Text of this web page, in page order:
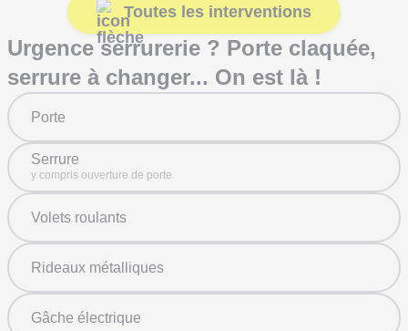
Toutes les interventions
Urgence serrurerie ? Porte claquée,
serrure à changer... On est là !
Porte
Serrure
y compris ouverture de porte
Volets roulants
Rideaux métalliques
Gâche électrique